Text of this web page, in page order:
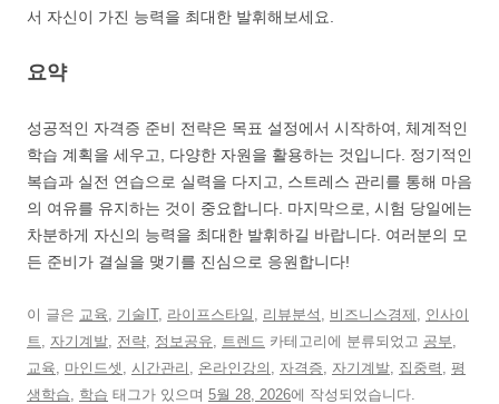
서 자신이 가진 능력을 최대한 발휘해보세요.
요약
성공적인 자격증 준비 전략은 목표 설정에서 시작하여, 체계적인
학습 계획을 세우고, 다양한 자원을 활용하는 것입니다. 정기적인
복습과 실전 연습으로 실력을 다지고, 스트레스 관리를 통해 마음
의 여유를 유지하는 것이 중요합니다. 마지막으로, 시험 당일에는
차분하게 자신의 능력을 최대한 발휘하길 바랍니다. 여러분의 모
든 준비가 결실을 맺기를 진심으로 응원합니다!
이 글은 교육, 기술IT, 라이프스타일 , 리뷰분석 , 비즈니스경제 , 인사이
트, 자기계발, 전략, 정보공유, 트렌드 카테고리에 분류되었고 공부,
교육, 마인드셋 , 시간관리 , 온라인강의 , 자격증, 자기계발, 집중력 , 평
생학습, 학습 태그가 있으며 5월 28, 2026에 작성되었습니다.